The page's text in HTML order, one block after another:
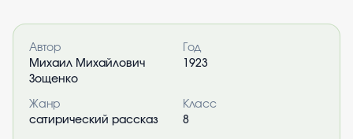
Информация о книге
Автор
Михаил Михайлович
Зощенко
Год
1923
Жанр
сатирический рассказ
Класс
8